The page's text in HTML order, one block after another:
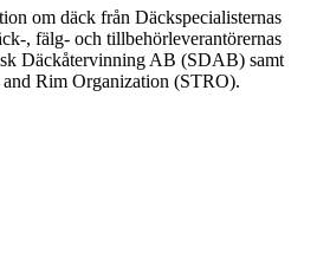
om däck från Däckspecialisternas
, fälg- och tillbehörleverantörernas
Däckåtervinning AB (SDAB) samt
Rim Organization (STRO).